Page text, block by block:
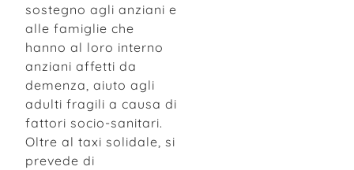
sostegno agli anziani e
alle famiglie che
hanno al loro interno
anziani affetti da
demenza, aiuto agli
adulti fragili a causa di
fattori socio-sanitari.
Oltre al taxi solidale, si
prevede di